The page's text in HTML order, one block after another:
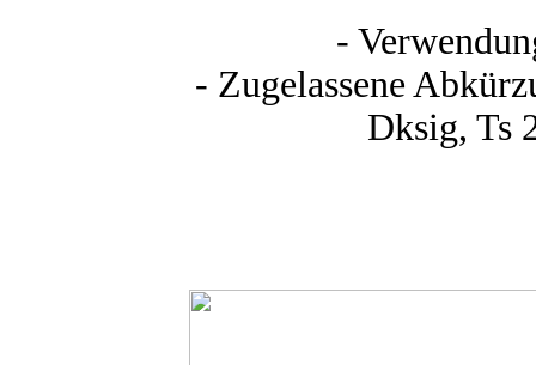
-
- Zugelassene
Dksig, Ts